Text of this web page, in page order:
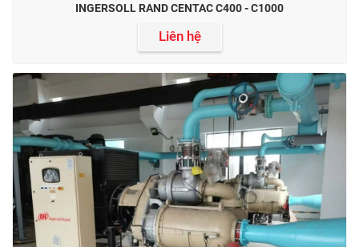
INGERSOLL RAND CENTAC C400 - C1000
Liên hệ